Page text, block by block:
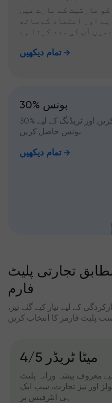
مارکیٹ کے بارے میں
ہے اور اعتماد کے ساتھ
میں آپ کی مدد کرتا ہے
تمام دیکھیں
30% بونس
اپنا اکاؤنٹ ٹاپ اپ کریں اور ٹریڈنگ کے لیے %30
بونس حاصل کریں
تمام دیکھیں
تجارتی پلیٹ
فارم
کے لیے تیار کیے گئے تیز،
پلیٹ فارمز کا انتخاب کریں
میٹا ٹریڈر 4/5
معروف پیشہ ورانہ پلیٹ
اور تیز تجارت، سب ایک
ہی انٹرفیس پر